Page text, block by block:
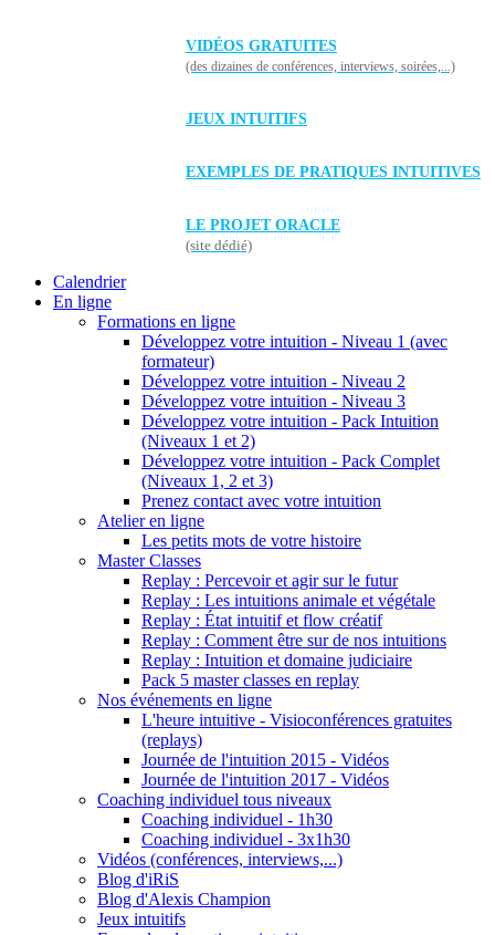
VIDÉOS GRATUITES
(des dizaines de conférences, interviews, soirées,...)
JEUX INTUITIFS
EXEMPLES DE PRATIQUES INTUITIVES
LE PROJET ORACLE
(site dédié)
Calendrier
En ligne
Formations en ligne
Développez votre intuition - Niveau 1 (avec
formateur)
Développez votre intuition - Niveau 2
Développez votre intuition - Niveau 3
Développez votre intuition - Pack Intuition
(Niveaux 1 et 2)
Développez votre intuition - Pack Complet
(Niveaux 1, 2 et 3)
Prenez contact avec votre intuition
Atelier en ligne
Les petits mots de votre histoire
Master Classes
Replay : Percevoir et agir sur le futur
Replay : Les intuitions animale et végétale
Replay : État intuitif et flow créatif
Replay : Comment être sur de nos intuitions
Replay : Intuition et domaine judiciaire
Pack 5 master classes en replay
Nos événements en ligne
L'heure intuitive - Visioconférences gratuites
(replays)
Journée de l'intuition 2015 - Vidéos
Journée de l'intuition 2017 - Vidéos
Coaching individuel tous niveaux
Coaching individuel - 1h30
Coaching individuel - 3x1h30
Vidéos (conférences, interviews,...)
Blog d'iRiS
Blog d'Alexis Champion
Jeux intuitifs